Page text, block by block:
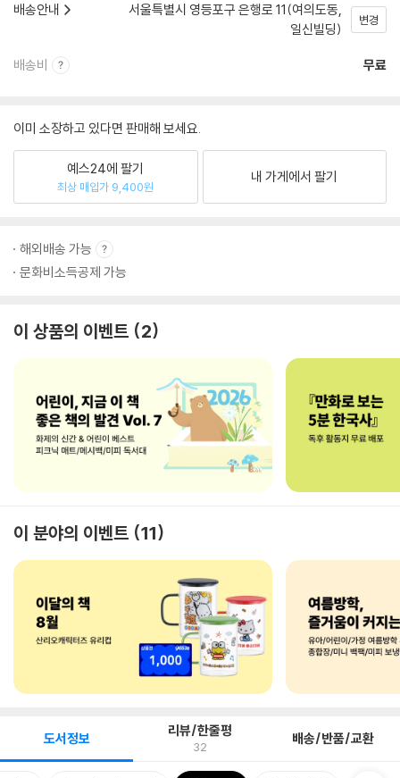
배송안내
서울특별시 영등포구 은행로 11(여의도동,
일신빌딩)
변경
배송비 무료
이미 소장하고 있다면 판매해 보세요.
예스24에 팔기
최상 매입가 9,400원
내 가게에서 팔기
해외배송 가능
문화비소득공제 가능
이 상품의 이벤트 2
이 분야의 이벤트 11
도서정보 리뷰/한줄평
32 배송/반품/교환